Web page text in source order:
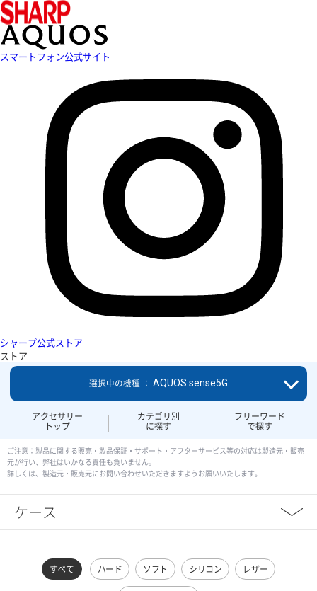
スマートフォン公式サイト
シャープ公式ストア
ストア
アクセサリー
トップ
カテゴリ別
に探す
フリーワード
で探す
選択中の機種 ： AQUOS sense5G
ご注意：製品に関する販売・製品保証・サポート・アフターサービス等の対応は製造元・販売
元が行い、弊社はいかなる責任も負いません。
詳しくは、製造元・販売元にお問い合わせいただきますようお願いいたします。
ケース
すべて ハード ソフト シリコン レザー